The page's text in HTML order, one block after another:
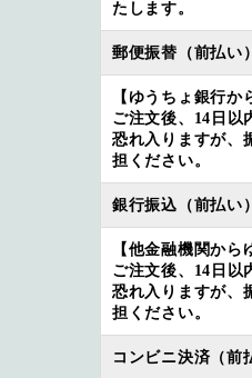
たします。
郵便振替（前払い）
【ゆうちょ銀行か
ご注文後、14日以
恐れ入りますが、
担ください。
銀行振込（前払い）
【他金融機関から
ご注文後、14日以
恐れ入りますが、
担ください。
コンビニ決済（前